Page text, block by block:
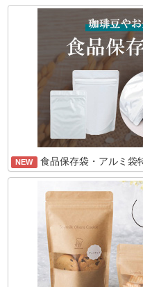
NEW 食品保存袋・アルミ袋